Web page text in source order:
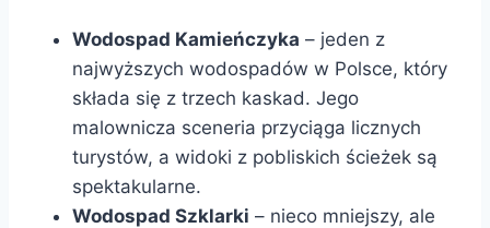
Wodospad Kamieńczyka – jeden z
najwyższych wodospadów w Polsce, który
składa się z trzech kaskad. Jego
malownicza sceneria przyciąga licznych
turystów, a widoki z pobliskich ścieżek są
spektakularne.
Wodospad Szklarki – nieco mniejszy, ale